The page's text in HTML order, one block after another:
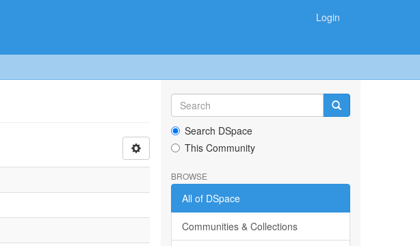
Login
Search DSpace
This Community
BROWSE
All of DSpace
Communities & Collections